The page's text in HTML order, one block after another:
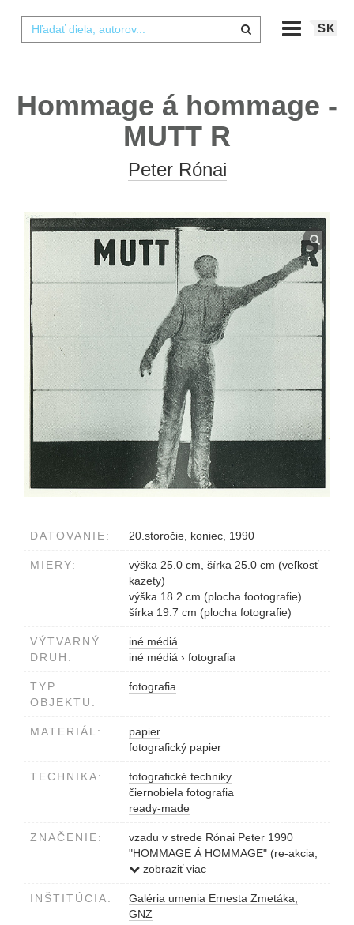
SK
Hommage á hommage -
MUTT R
Peter Rónai
DATOVANIE: 20.storočie, koniec, 1990
MIERY:
výška 25.0 cm, šírka 25.0 cm (veľkosť
kazety)
výška 18.2 cm (plocha footografie)
šírka 19.7 cm (plocha fotografie)
VÝTVARNÝ
DRUH:
iné médiá
iné médiá › fotografia
TYP
OBJEKTU:
fotografia
MATERIÁL:
papier
fotografický papier
TECHNIKA:
fotografické techniky
čiernobiela fotografia
ready-made
ZNAČENIE:
vzadu v strede Rónai Peter 1990
"HOMMAGE Á HOMMAGE" (re-akcia,
ready made) pod ním štítok s popisom
zobraziť viac
INŠTITÚCIA:
Galéria umenia Ernesta Zmetáka,
GNZ